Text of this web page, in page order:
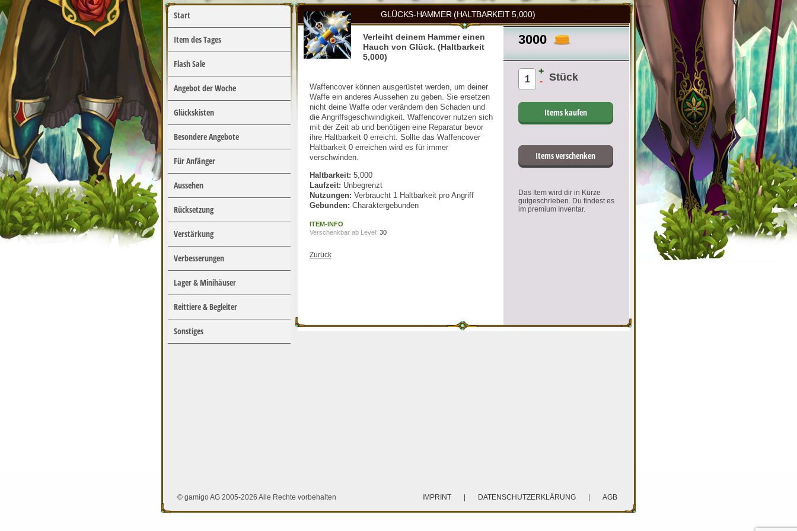
Start
Item des Tages
Flash Sale
Angebot der Woche
Glückskisten
Besondere Angebote
Für Anfänger
Aussehen
Rücksetzung
Verstärkung
Verbesserungen
Lager & Minihäuser
Reittiere & Begleiter
Sonstiges
GLÜCKS-HAMMER (HALTBARKEIT 5,000)
3000
Stück
+
-
Items kaufen
Items verschenken
Das Item wird dir in Kürze
gutgeschrieben. Du findest es
im premium Inventar.
Verleiht deinem Hammer einen
Hauch von Glück. (Haltbarkeit
5,000)
Waffencover können ausgerüstet werden, um deiner
Waffe ein anderes Aussehen zu geben. Sie ersetzen
nicht deine Waffe oder verändern den Schaden und
die Angriffsgeschwindigkeit. Waffencover nutzen sich
mit der Zeit ab und benötigen eine Reparatur bevor
ihre Haltbarkeit 0 erreicht. Sollte das Waffencover
Haltbarkeit 0 erreichen wird es für immer
verschwinden.
Haltbarkeit: 5,000
Laufzeit: Unbegrenzt
Nutzungen: Verbraucht 1 Haltbarkeit pro Angriff
Gebunden: Charaktergebunden
ITEM-INFO
Verschenkbar ab Level: 30
Zurück
© gamigo AG 2005-2026 Alle Rechte vorbehalten IMPRINT DATENSCHUTZERKLÄRUNG AGB